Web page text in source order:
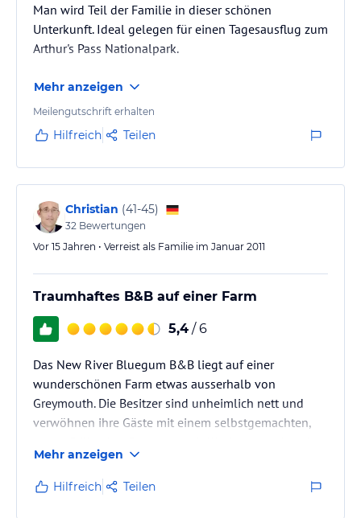
Man wird Teil der Familie in dieser schönen
Unterkunft. Ideal gelegen für einen Tagesausflug zum
Arthur's Pass Nationalpark.
Mehr anzeigen
Meilengutschrift erhalten
Hilfreich Teilen
Christian (41-45)
32 Bewertungen
Vor 15 Jahren • Verreist als Familie im Januar 2011
Traumhaftes B&B auf einer Farm
5,4 / 6
Das New River Bluegum B&B liegt auf einer
wunderschönen Farm etwas ausserhalb von
Greymouth. Die Besitzer sind unheimlich nett und
verwöhnen ihre Gäste mit einem selbstgemachten,
wir mit unserem 5 jährigen Sohn ist der Aufenthalt
auf der farm mit so vielen tieren (Schafe, Hunde,
Wildvögel spazieren ums Háus) einfach toll.
Mehr anzeigen
Hilfreich Teilen